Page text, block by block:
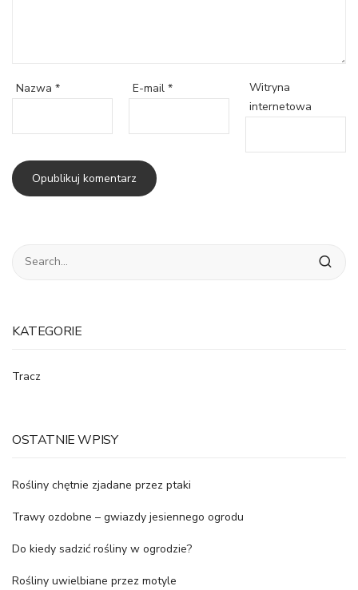
Nazwa * E-mail *
Witryna
internetowa
KATEGORIE
Tracz
OSTATNIE WPISY
Rośliny chętnie zjadane przez ptaki
Trawy ozdobne – gwiazdy jesiennego ogrodu
Do kiedy sadzić rośliny w ogrodzie?
Rośliny uwielbiane przez motyle